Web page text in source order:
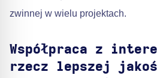
zwinnej w wielu projektach.
Współpraca z
rzecz lepszej